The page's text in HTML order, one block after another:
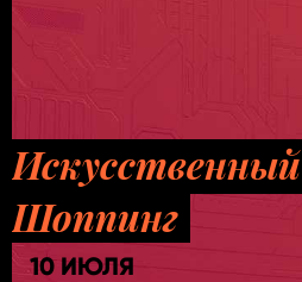
Шоппинг
10 ИЮЛЯ